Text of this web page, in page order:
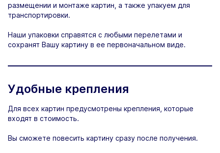
размещении и монтаже картин, а также упакуем для
транспортировки.
Наши упаковки справятся с любыми перелетами и
сохранят Вашу картину в ее первоначальном виде.
Удобные крепления
Для всех картин предусмотрены крепления, которые
входят в стоимость.
Вы сможете повесить картину сразу после получения.